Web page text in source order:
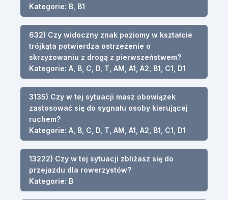
Kategorie: B, B1
632) Czy widoczny znak poziomy w kształcie
trójkąta potwierdza ostrzeżenie o
skrzyżowaniu z drogą z pierwszeństwem?
Kategorie: A, B, C, D, T, AM, A1, A2, B1, C1, D1
3135) Czy w tej sytuacji masz obowiązek
zastosować się do sygnału osoby kierującej
ruchem?
Kategorie: A, B, C, D, T, AM, A1, A2, B1, C1, D1
13222) Czy w tej sytuacji zbliżasz się do
przejazdu dla rowerzystów?
Kategorie: B